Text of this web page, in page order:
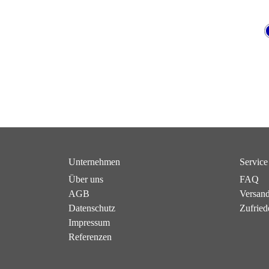
Unternehmen
Über uns
AGB
Datenschutz
Impressum
Referenzen
FAQ